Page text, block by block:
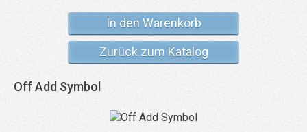
In den Warenkorb
Zurück zum Katalog
Off Add Symbol